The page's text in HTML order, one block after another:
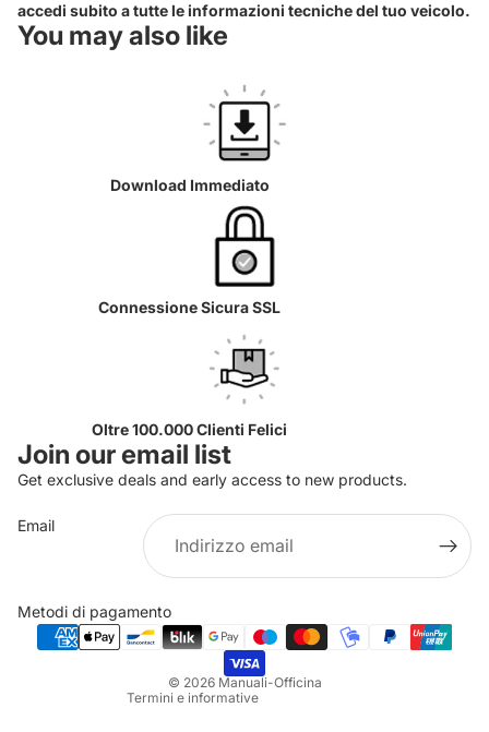
accedi subito a tutte le informazioni tecniche del tuo veicolo.
You may also like
Download Immediato
Connessione Sicura SSL
Oltre 100.000 Clienti Felici
Join our email list
Get exclusive deals and early access to new products.
Email
Metodi di pagamento
© 2026 Manuali-Officina
Termini e informative
Informativa sulla privacy
Termini e condizioni del servizio